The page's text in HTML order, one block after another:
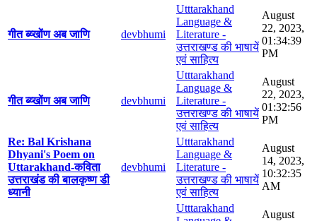
गीत ब्य्खोंण अब जाणि devbhumi
Utttarakhand
Language &
Literature -
उत्तराखण्ड की भाषायें
एवं साहित्य
August
22, 2023,
01:34:39
PM
गीत ब्य्खोंण अब जाणि devbhumi
Utttarakhand
Language &
Literature -
उत्तराखण्ड की भाषायें
एवं साहित्य
August
22, 2023,
01:32:56
PM
Re: Bal Krishana
Dhyani's Poem on
Uttarakhand-कविता
उत्तराखंड की बालकृष्ण डी
ध्यानी
devbhumi
Utttarakhand
Language &
Literature -
उत्तराखण्ड की भाषायें
एवं साहित्य
August
14, 2023,
10:32:35
AM
Utttarakhand
August